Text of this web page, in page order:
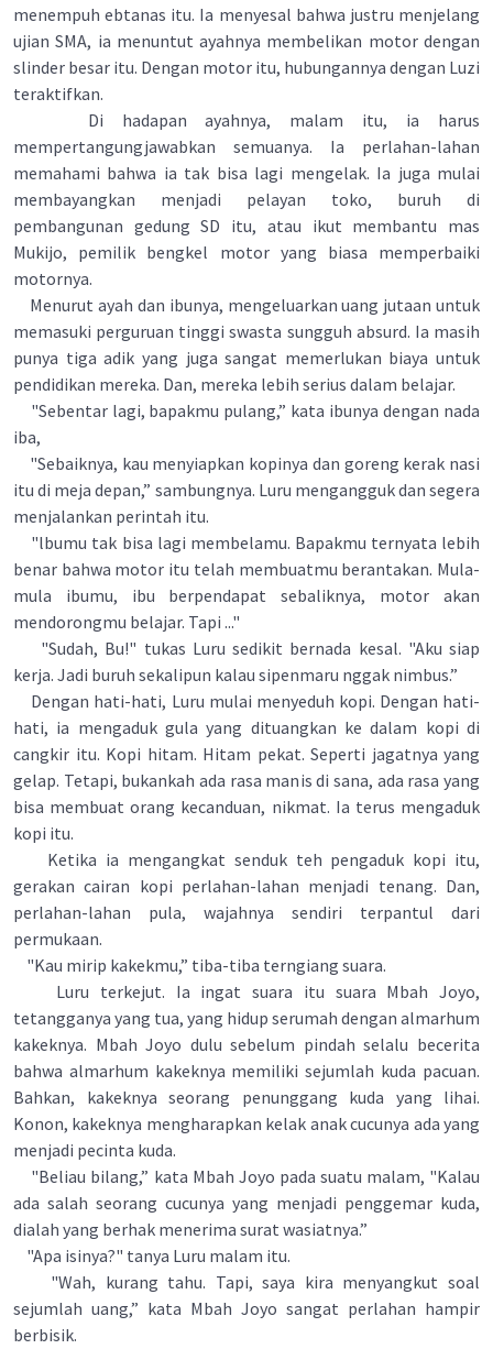
menempuh ebtanas itu. Ia menyesal bahwa justru menjelang
ujian SMA, ia menuntut ayahnya membelikan motor dengan
slinder besar itu. Dengan motor itu, hubungannya dengan Luzi
teraktifkan.
Di hadapan ayahnya, malam itu, ia harus
mempertangungjawabkan semuanya. Ia perlahan-lahan
memahami bahwa ia tak bisa lagi mengelak. Ia juga mulai
membayangkan menjadi pelayan toko, buruh di
pembangunan gedung SD itu, atau ikut membantu mas
Mukijo, pemilik bengkel motor yang biasa memperbaiki
motornya.
Menurut ayah dan ibunya, mengeluarkan uang jutaan untuk
memasuki perguruan tinggi swasta sungguh absurd. Ia masih
punya tiga adik yang juga sangat memerlukan biaya untuk
pendidikan mereka. Dan, mereka lebih serius dalam belajar.
"Sebentar lagi, bapakmu pulang,” kata ibunya dengan nada
iba,
"Sebaiknya, kau menyiapkan kopinya dan goreng kerak nasi
itu di meja depan,” sambungnya. Luru mengangguk dan segera
menjalankan perintah itu.
"lbumu tak bisa lagi membelamu. Bapakmu ternyata lebih
benar bahwa motor itu telah membuatmu berantakan. Mula-
mula ibumu, ibu berpendapat sebaliknya, motor akan
mendorongmu belajar. Tapi ..."
"Sudah, Bu!" tukas Luru sedikit bernada kesal. "Aku siap
kerja. Jadi buruh sekalipun kalau sipenmaru nggak nimbus.”
Dengan hati-hati, Luru mulai menyeduh kopi. Dengan hati-
hati, ia mengaduk gula yang dituangkan ke dalam kopi di
cangkir itu. Kopi hitam. Hitam pekat. Seperti jagatnya yang
gelap. Tetapi, bukankah ada rasa manis di sana, ada rasa yang
bisa membuat orang kecanduan, nikmat. Ia terus mengaduk
kopi itu.
Ketika ia mengangkat senduk teh pengaduk kopi itu,
gerakan cairan kopi perlahan-lahan menjadi tenang. Dan,
perlahan-lahan pula, wajahnya sendiri terpantul dari
permukaan.
"Kau mirip kakekmu,” tiba-tiba terngiang suara.
Luru terkejut. Ia ingat suara itu suara Mbah Joyo,
tetangganya yang tua, yang hidup serumah dengan almarhum
kakeknya. Mbah Joyo dulu sebelum pindah selalu becerita
bahwa almarhum kakeknya memiliki sejumlah kuda pacuan.
Bahkan, kakeknya seorang penunggang kuda yang lihai.
Konon, kakeknya mengharapkan kelak anak cucunya ada yang
menjadi pecinta kuda.
"Beliau bilang,” kata Mbah Joyo pada suatu malam, "Kalau
ada salah seorang cucunya yang menjadi penggemar kuda,
dialah yang berhak menerima surat wasiatnya.”
"Apa isinya?" tanya Luru malam itu.
"Wah, kurang tahu. Tapi, saya kira menyangkut soal
sejumlah uang,” kata Mbah Joyo sangat perlahan hampir
berbisik.